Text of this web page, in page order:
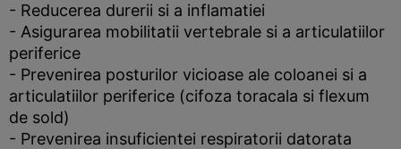
- Reducerea durerii si a inflamatiei
- Asigurarea mobilitatii vertebrale si a articulatiilor
periferice
- Prevenirea posturilor vicioase ale coloanei si a
articulatiilor periferice (cifoza toracala si flexum
de sold)
- Prevenirea insuficientei respiratorii datorata